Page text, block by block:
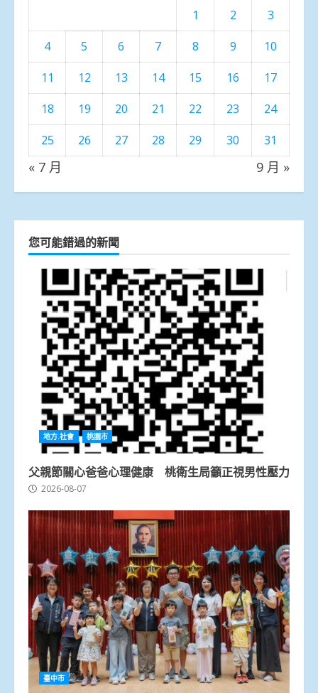
1 2
3
4
5 6 7 8 9
10
11
12 13 14 15 16
17
18
19 20 21 22 23
24
25
26 27 28 29 30 31
« 7 月 9 月 »
您可能錯過的新聞
地方.社會 桃園市
父親節關心爸爸心理健康 桃衛生局籲正視男性壓力
2026-08-07
臺中市